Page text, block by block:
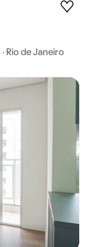
Rio de Janeiro